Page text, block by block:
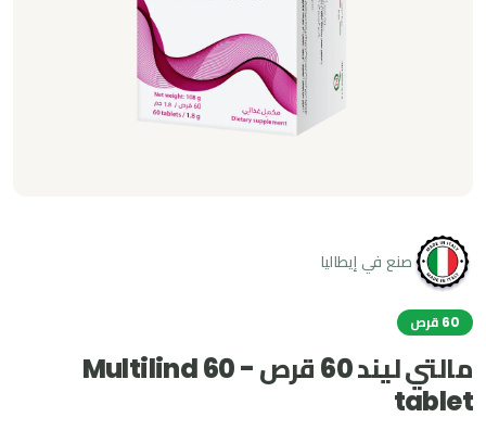
صنع في إيطاليا
60 قرص
مالتي ليند 60 قرص - Multilind 60
tablet